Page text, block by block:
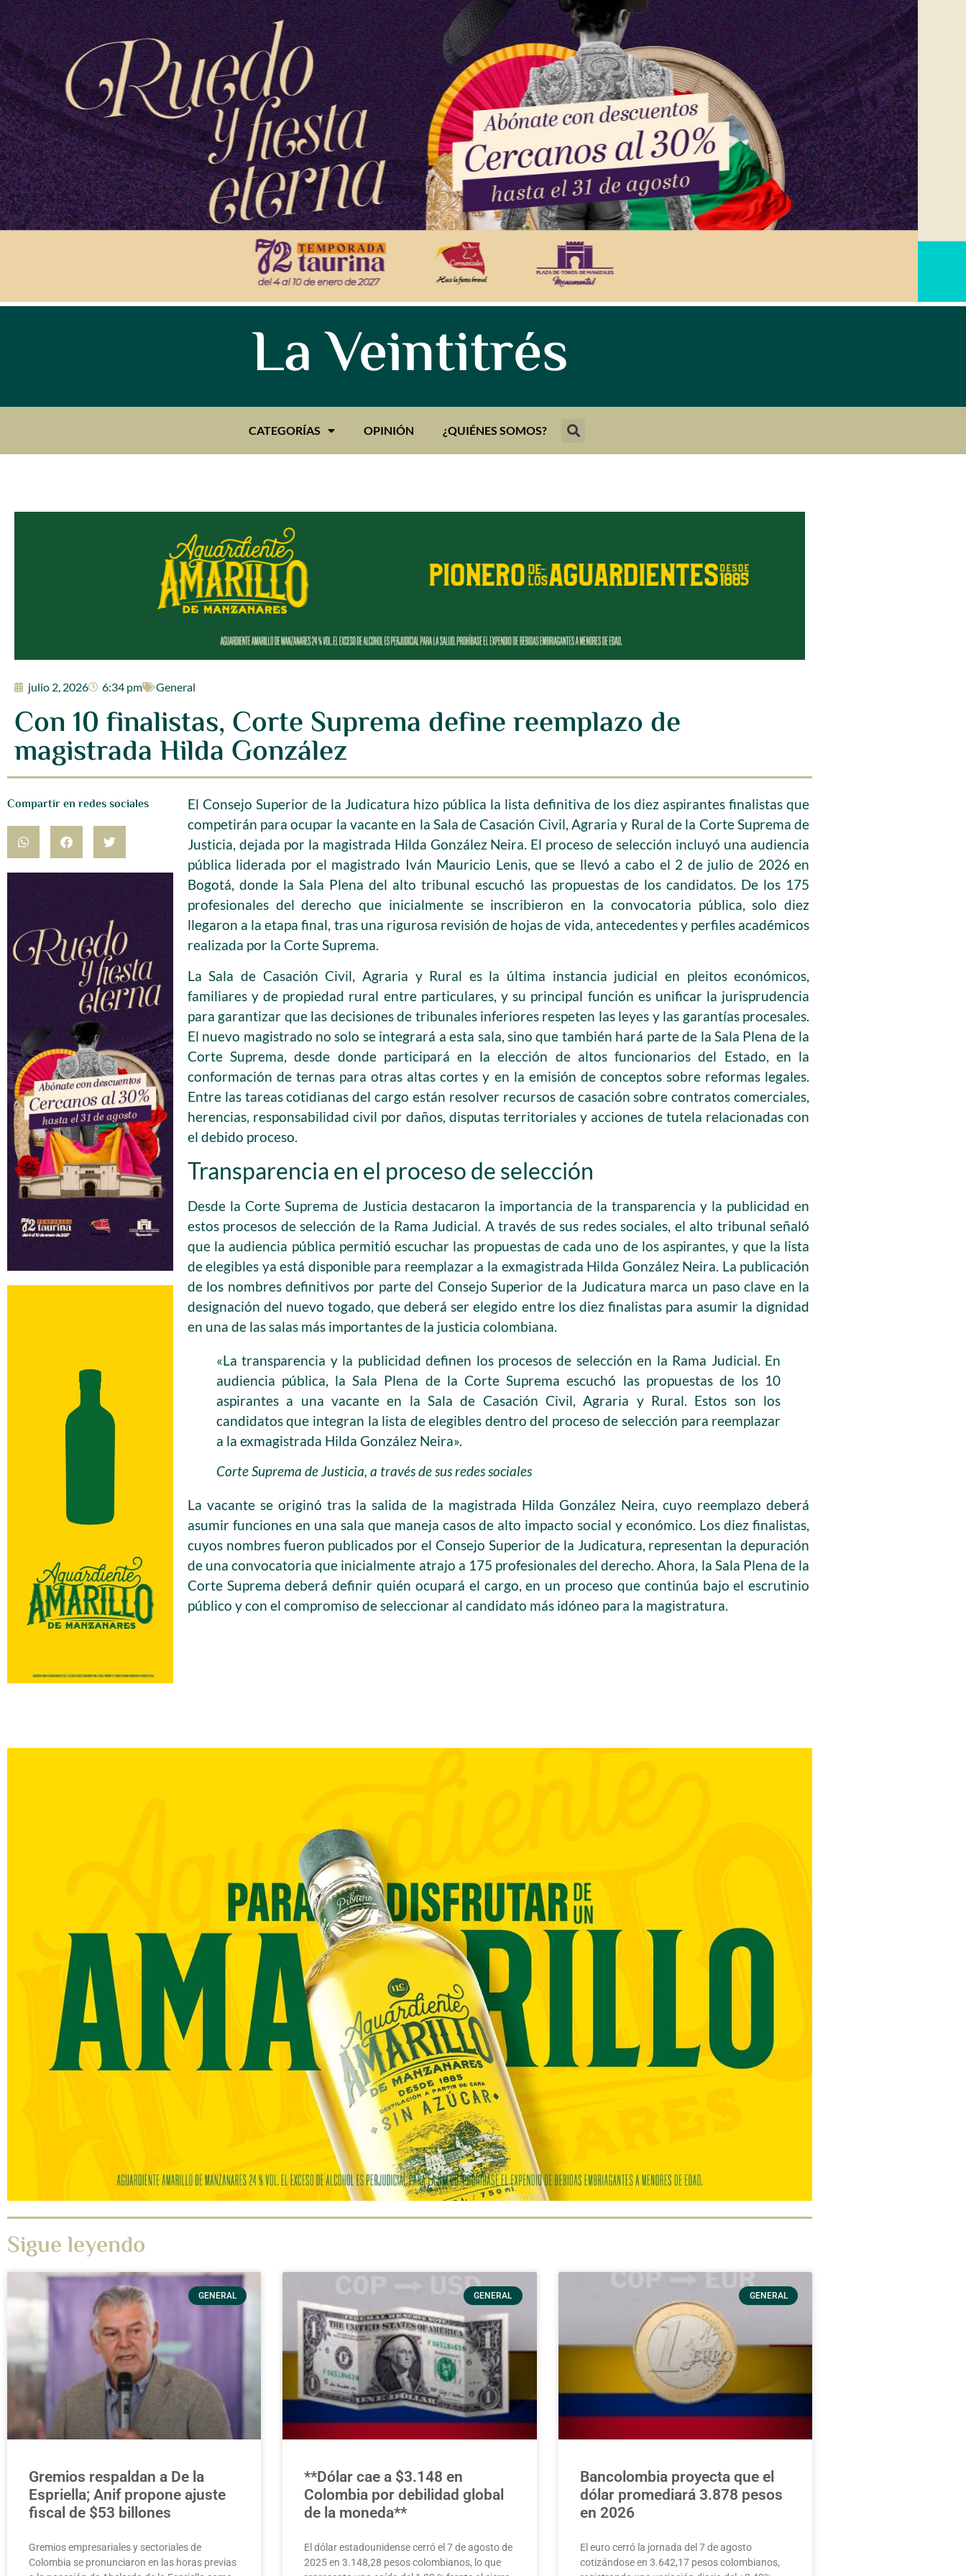
La Veintitrés
CATEGORÍAS OPINIÓN ¿QUIÉNES SOMOS?
julio 2, 2026 6:34 pm General
Con 10 finalistas, Corte Suprema define reemplazo de
magistrada Hilda González
Compartir en redes sociales
El Consejo Superior de la Judicatura hizo pública la lista definitiva de los diez aspirantes finalistas que
competirán para ocupar la vacante en la Sala de Casación Civil, Agraria y Rural de la Corte Suprema de
Justicia, dejada por la magistrada Hilda González Neira. El proceso de selección incluyó una audiencia
pública liderada por el magistrado Iván Mauricio Lenis, que se llevó a cabo el 2 de julio de 2026 en
Bogotá, donde la Sala Plena del alto tribunal escuchó las propuestas de los candidatos. De los 175
profesionales del derecho que inicialmente se inscribieron en la convocatoria pública, solo diez
llegaron a la etapa final, tras una rigurosa revisión de hojas de vida, antecedentes y perfiles académicos
realizada por la Corte Suprema.
La Sala de Casación Civil, Agraria y Rural es la última instancia judicial en pleitos económicos,
familiares y de propiedad rural entre particulares, y su principal función es unificar la jurisprudencia
para garantizar que las decisiones de tribunales inferiores respeten las leyes y las garantías procesales.
El nuevo magistrado no solo se integrará a esta sala, sino que también hará parte de la Sala Plena de la
Corte Suprema, desde donde participará en la elección de altos funcionarios del Estado, en la
conformación de ternas para otras altas cortes y en la emisión de conceptos sobre reformas legales.
Entre las tareas cotidianas del cargo están resolver recursos de casación sobre contratos comerciales,
herencias, responsabilidad civil por daños, disputas territoriales y acciones de tutela relacionadas con
el debido proceso.
Transparencia en el proceso de selección
Desde la Corte Suprema de Justicia destacaron la importancia de la transparencia y la publicidad en
estos procesos de selección de la Rama Judicial. A través de sus redes sociales, el alto tribunal señaló
que la audiencia pública permitió escuchar las propuestas de cada uno de los aspirantes, y que la lista
de elegibles ya está disponible para reemplazar a la exmagistrada Hilda González Neira. La publicación
de los nombres definitivos por parte del Consejo Superior de la Judicatura marca un paso clave en la
designación del nuevo togado, que deberá ser elegido entre los diez finalistas para asumir la dignidad
en una de las salas más importantes de la justicia colombiana.
«La transparencia y la publicidad definen los procesos de selección en la Rama Judicial. En
audiencia pública, la Sala Plena de la Corte Suprema escuchó las propuestas de los 10
aspirantes a una vacante en la Sala de Casación Civil, Agraria y Rural. Estos son los
candidatos que integran la lista de elegibles dentro del proceso de selección para reemplazar
a la exmagistrada Hilda González Neira».
Corte Suprema de Justicia, a través de sus redes sociales
La vacante se originó tras la salida de la magistrada Hilda González Neira, cuyo reemplazo deberá
asumir funciones en una sala que maneja casos de alto impacto social y económico. Los diez finalistas,
cuyos nombres fueron publicados por el Consejo Superior de la Judicatura, representan la depuración
de una convocatoria que inicialmente atrajo a 175 profesionales del derecho. Ahora, la Sala Plena de la
Corte Suprema deberá definir quién ocupará el cargo, en un proceso que continúa bajo el escrutinio
público y con el compromiso de seleccionar al candidato más idóneo para la magistratura.
Sigue leyendo
GENERAL
Gremios respaldan a De la
Espriella; Anif propone ajuste
fiscal de $53 billones
Gremios empresariales y sectoriales de
Colombia se pronunciaron en las horas previas
GENERAL
**Dólar cae a $3.148 en
Colombia por debilidad global
de la moneda**
El dólar estadounidense cerró el 7 de agosto de
2025 en 3.148,28 pesos colombianos, lo que
GENERAL
Bancolombia proyecta que el
dólar promediará 3.878 pesos
en 2026
El euro cerró la jornada del 7 de agosto
cotizándose en 3.642,17 pesos colombianos,